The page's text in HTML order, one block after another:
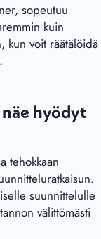
sopeutuu
kuin
kun voit räätälöidä
näe hyödyt
tehokkaan
suunnittelulle
välittömästi